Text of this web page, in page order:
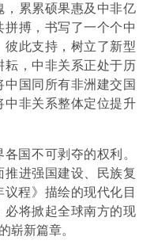
，累累硕果惠及中非亿
搏，书写了一个个中
此支持，树立了新型
耘，中非关系正处于历
国同所有非洲建交国
中非关系整体定位提升
国不可剥夺的权利。
进强国建设、民族复
程》描绘的现代化目
必将掀起全球南方的现
崭新篇章。